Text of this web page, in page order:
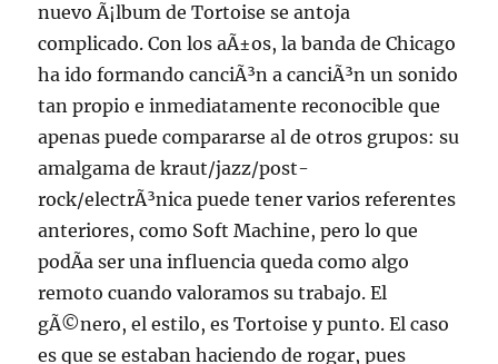
nuevo Ã¡lbum de Tortoise se antoja
complicado. Con los aÃ±os, la banda de Chicago
ha ido formando canciÃ³n a canciÃ³n un sonido
tan propio e inmediatamente reconocible que
apenas puede compararse al de otros grupos: su
amalgama de kraut/jazz/post-
rock/electrÃ³nica puede tener varios referentes
anteriores, como Soft Machine, pero lo que
podÃ­a ser una influencia queda como algo
remoto cuando valoramos su trabajo. El
gÃ©nero, el estilo, es Tortoise y punto. El caso
es que se estaban haciendo de rogar, pues